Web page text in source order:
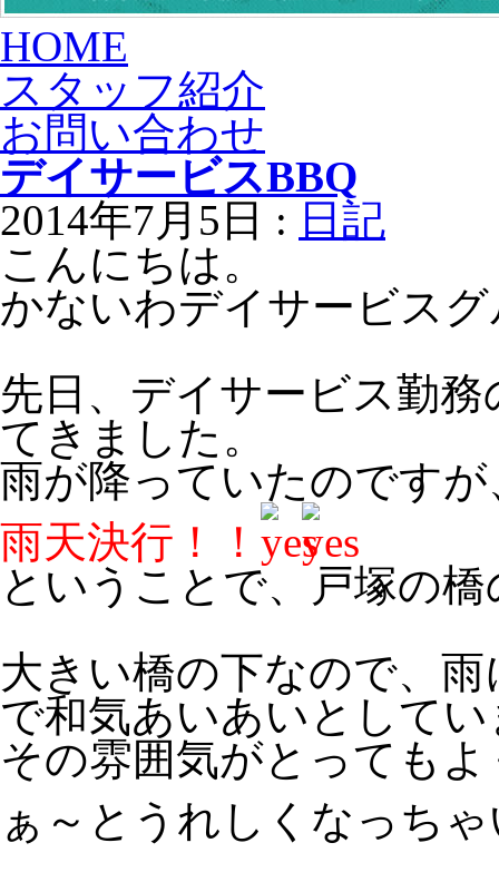
HOME
スタッフ紹介
お問い合わせ
デイサービスBBQ
2014年7月5日 : 日記
こんにちは。
かないわデイサービス
先日、デイサービス勤
てきました。
雨が降っていたのです
雨天決行！！
ということで、戸塚の
大きい橋の下なので、
で和気あいあいとして
その雰囲気がとっても
ぁ～とうれしくなっち